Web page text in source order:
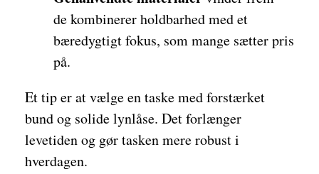
de kombinerer holdbarhed med et
bæredygtigt fokus, som mange sætter pris
på.
Et tip er at vælge en taske med forstærket
bund og solide lynlåse. Det forlænger
levetiden og gør tasken mere robust i
hverdagen.